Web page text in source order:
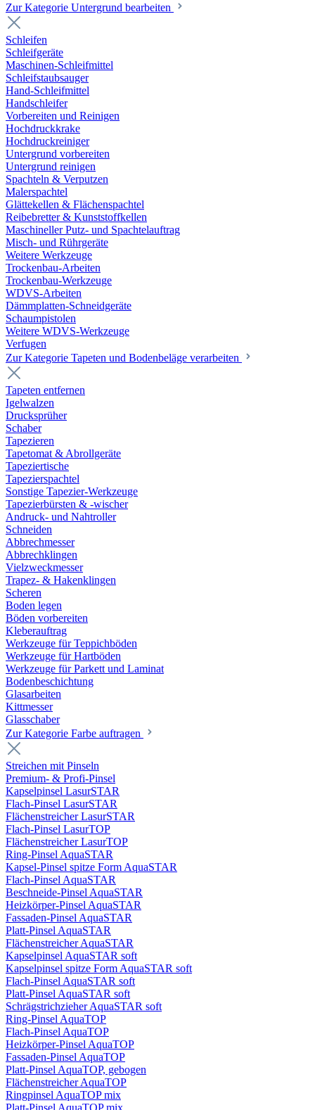
Zur Kategorie Untergrund bearbeiten
Schleifen
Schleifgeräte
Maschinen-Schleifmittel
Schleifstaubsauger
Hand-Schleifmittel
Handschleifer
Vorbereiten und Reinigen
Hochdruckkrake
Hochdruckreiniger
Untergrund vorbereiten
Untergrund reinigen
Spachteln & Verputzen
Malerspachtel
Glättekellen & Flächenspachtel
Reibebretter & Kunststoffkellen
Maschineller Putz- und Spachtelauftrag
Misch- und Rührgeräte
Weitere Werkzeuge
Trockenbau-Arbeiten
Trockenbau-Werkzeuge
WDVS-Arbeiten
Dämmplatten-Schneidgeräte
Schaumpistolen
Weitere WDVS-Werkzeuge
Verfugen
Zur Kategorie Tapeten und Bodenbeläge verarbeiten
Tapeten entfernen
Igelwalzen
Drucksprüher
Schaber
Tapezieren
Tapetomat & Abrollgeräte
Tapeziertische
Tapezierspachtel
Sonstige Tapezier-Werkzeuge
Tapezierbürsten & -wischer
Andruck- und Nahtroller
Schneiden
Abbrechmesser
Abbrechklingen
Vielzweckmesser
Trapez- & Hakenklingen
Scheren
Boden legen
Böden vorbereiten
Kleberauftrag
Werkzeuge für Teppichböden
Werkzeuge für Hartböden
Werkzeuge für Parkett und Laminat
Bodenbeschichtung
Glasarbeiten
Kittmesser
Glasschaber
Zur Kategorie Farbe auftragen
Streichen mit Pinseln
Premium- & Profi-Pinsel
Kapselpinsel LasurSTAR
Flach-Pinsel LasurSTAR
Flächenstreicher LasurSTAR
Flach-Pinsel LasurTOP
Flächenstreicher LasurTOP
Ring-Pinsel AquaSTAR
Kapsel-Pinsel spitze Form AquaSTAR
Flach-Pinsel AquaSTAR
Beschneide-Pinsel AquaSTAR
Heizkörper-Pinsel AquaSTAR
Fassaden-Pinsel AquaSTAR
Platt-Pinsel AquaSTAR
Flächenstreicher AquaSTAR
Kapselpinsel AquaSTAR soft
Kapselpinsel spitze Form AquaSTAR soft
Flach-Pinsel AquaSTAR soft
Platt-Pinsel AquaSTAR soft
Schrägstrichzieher AquaSTAR soft
Ring-Pinsel AquaTOP
Flach-Pinsel AquaTOP
Heizkörper-Pinsel AquaTOP
Fassaden-Pinsel AquaTOP
Platt-Pinsel AquaTOP, gebogen
Flächenstreicher AquaTOP
Ringpinsel AquaTOP mix
Platt-Pinsel AquaTOP mix